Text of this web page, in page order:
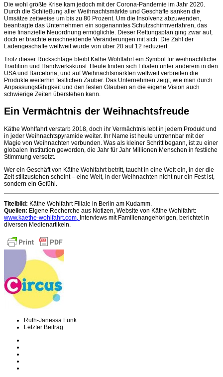
Die wohl größte Krise kam jedoch mit der Corona-Pandemie im Jahr 2020.
Durch die Schließung aller Weihnachtsmärkte und Geschäfte sanken die
Umsätze zeitweise um bis zu 80 Prozent. Um die Insolvenz abzuwenden,
beantragte das Unternehmen ein sogenanntes Schutzschirmverfahren, das
eine finanzielle Neuordnung ermöglichte. Dieser Rettungsplan ging zwar auf,
doch er brachte einschneidende Veränderungen mit sich: Die Zahl der
Ladengeschäfte weltweit wurde von über 20 auf 12 reduziert.
Trotz dieser Rückschläge bleibt Käthe Wohlfahrt ein Symbol für weihnachtliche
Tradition und Handwerkskunst. Heute finden sich Filialen unter anderem in den
USA und Barcelona, und auf Weihnachtsmärkten weltweit verbreiten die
Produkte weiterhin festlichen Zauber. Das Unternehmen zeigt, wie man durch
Anpassungsfähigkeit und den festen Glauben an die eigene Vision auch
schwierige Zeiten überstehen kann.
Ein Vermächtnis der Weihnachtsfreude
Käthe Wohlfahrt verstarb 2018, doch ihr Vermächtnis lebt in jedem Produkt und
in jeder Weihnachtspyramide weiter. Ihr Name ist heute untrennbar mit der
Magie von Weihnachten verbunden. Was als kleiner Schritt begann, ist zu einer
globalen Institution geworden, die Jahr für Jahr Millionen Menschen in festliche
Stimmung versetzt.
Wer ein Geschäft von Käthe Wohlfahrt betritt, taucht in eine Welt ein, in der die
Zeit stillzustehen scheint – eine Welt, in der Weihnachten nicht nur ein Fest ist,
sondern ein Gefühl.
Titelbild: Käthe Wohlfahrt Filiale in Berlin am Kudamm.
Quellen: Eigene Recherche aus Notizen, Website von Käthe Wohlfahrt:
www.kaethe-wohlfahrt.com, Interviews mit Familienangehörigen, berichtet in
diversen Medienartikeln.
Ruth-Janessa Funk
Letzter Beitrag